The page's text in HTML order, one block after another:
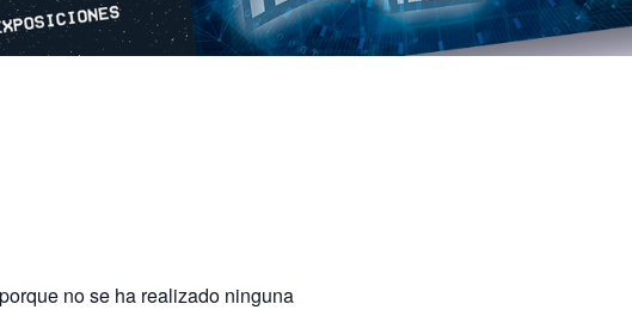
no se ha realizado ninguna